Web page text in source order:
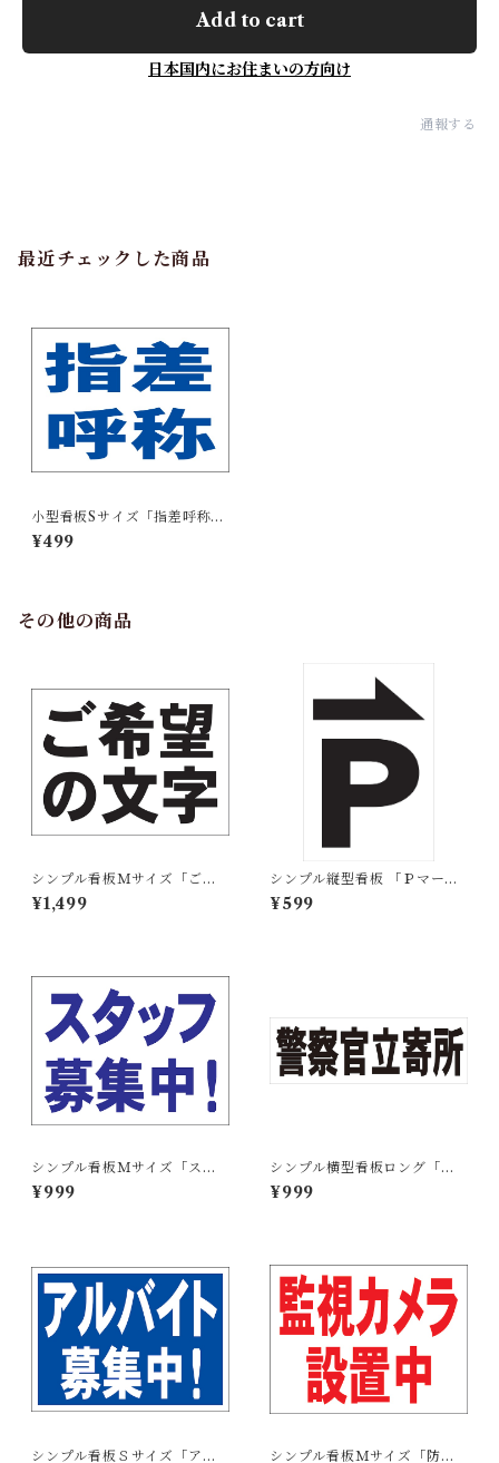
Add to cart
日本国内にお住まいの方向け
通報する
最近チェックした商品
小型看板Sサイズ「指差呼称
（青字）」 屋外可【工場・現
場】
¥499
その他の商品
シンプル看板Ｍサイズ「ご希
望の文字横型（黒字）」【オ
リジナル・オーダー】屋外可
¥1,499
シンプル縦型看板 「Ｐマーク
（黒）右矢印」【駐車場】 屋
外可
¥599
シンプル看板Ｍサイズ「スタ
ッフ募集中」【工場・現場】
屋外可
¥999
シンプル横型看板ロング「警
察官立寄所（黒）」【防犯・
防災】屋外可
¥999
シンプル看板Ｓサイズ「アル シンプル看板Ｍサイズ「防犯